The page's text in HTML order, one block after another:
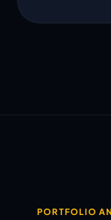
PORTFOLIO